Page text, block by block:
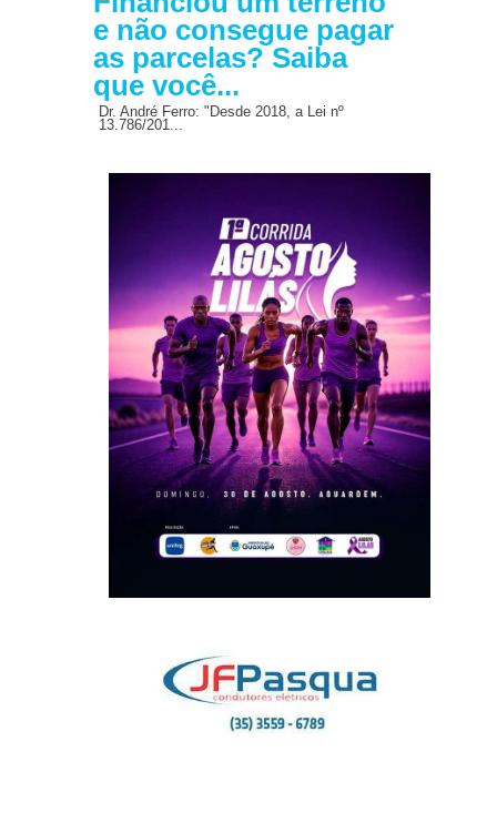
e não consegue pagar
as parcelas? Saiba
que você...
Dr. André Ferro: "Desde 2018, a Lei nº
13.786/201...